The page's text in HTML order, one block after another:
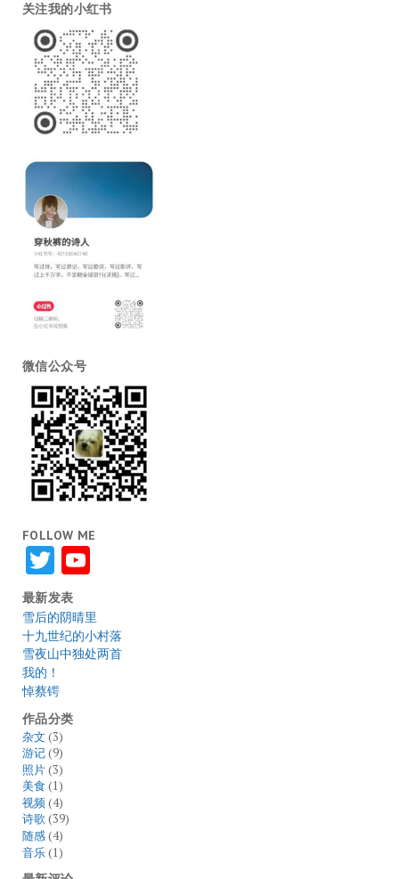
关注我的小红书
微信公众号
FOLLOW ME
TwitterYouTube
最新发表
雪后的阴晴里
十九世纪的小村落
雪夜山中独处两首
我的！
悼蔡锷
作品分类
杂文 (3)
游记(9)
照片(3)
美食 (1)
视频(4)
诗歌(39)
随感(4)
音乐(1)